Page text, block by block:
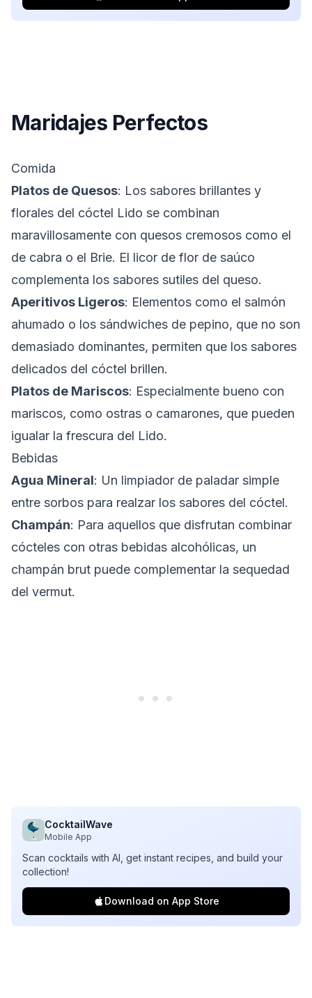
Maridajes Perfectos
Comida
Platos de Quesos: Los sabores brillantes y
florales del cóctel Lido se combinan
maravillosamente con quesos cremosos como el
de cabra o el Brie. El licor de flor de saúco
complementa los sabores sutiles del queso.
Aperitivos Ligeros: Elementos como el salmón
ahumado o los sándwiches de pepino, que no son
demasiado dominantes, permiten que los sabores
delicados del cóctel brillen.
Platos de Mariscos: Especialmente bueno con
mariscos, como ostras o camarones, que pueden
igualar la frescura del Lido.
Bebidas
Agua Mineral: Un limpiador de paladar simple
entre sorbos para realzar los sabores del cóctel.
Champán: Para aquellos que disfrutan combinar
cócteles con otras bebidas alcohólicas, un
champán brut puede complementar la sequedad
del vermut.
CocktailWave
Mobile App
Scan cocktails with AI, get instant recipes, and build your
collection!
Download on App Store